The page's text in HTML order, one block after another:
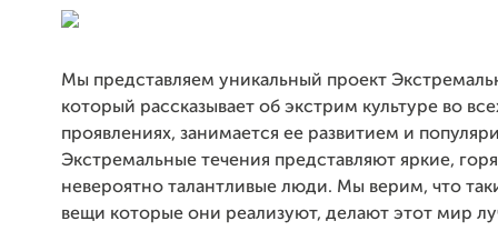
Мы представляем уникальный проект
который рассказывает об экстрим культуре во
проявлениях, занимается ее развитием и
Экстремальные течения представляют яркие,
невероятно талантливые люди. Мы верим, что
вещи которые они реализуют, делают этот мир